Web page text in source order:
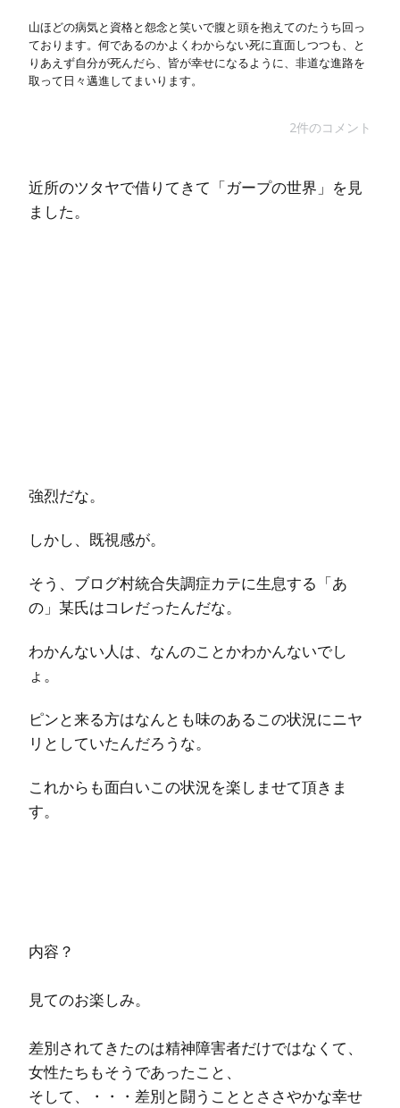
山ほどの病気と資格と怨念と笑いで腹と頭を抱えてのたうち回っ
ております。何であるのかよくわからない死に直面しつつも、と
りあえず自分が死んだら、皆が幸せになるように、非道な進路を
取って日々邁進してまいります。
2件のコメント
近所のツタヤで借りてきて「ガープの世界」を見
ました。
強烈だな。
しかし、既視感が。
そう、ブログ村統合失調症カテに生息する「あ
の」某氏はコレだったんだな。
わかんない人は、なんのことかわかんないでし
ょ。
ピンと来る方はなんとも味のあるこの状況にニヤ
リとしていたんだろうな。
これからも面白いこの状況を楽しませて頂きま
す。
内容？
見てのお楽しみ。
差別されてきたのは精神障害者だけではなくて、
女性たちもそうであったこと、
そして、・・・差別と闘うこととささやかな幸せ